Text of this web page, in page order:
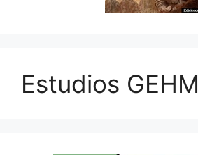
Estudios GEHM